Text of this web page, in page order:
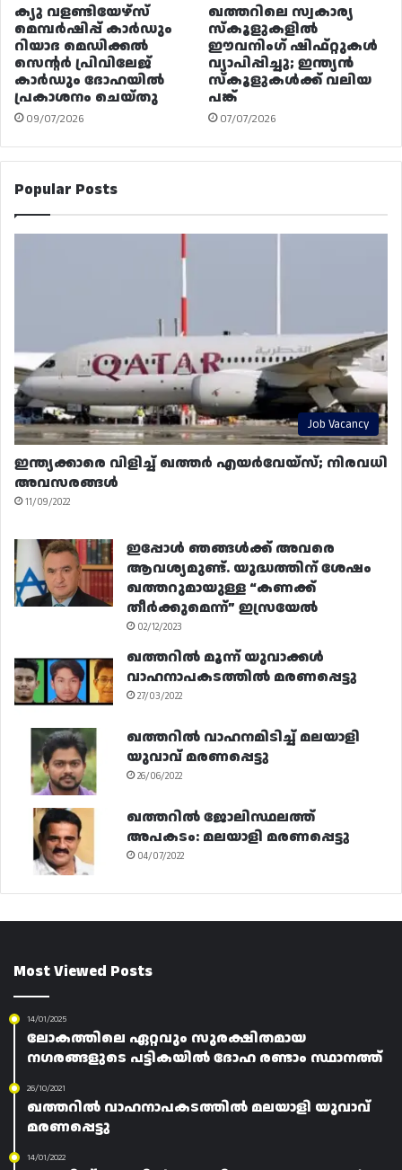
ക്യു വളണ്ടിയേഴ്‌സ്
മെമ്പർഷിപ്പ് കാർഡും
റിയാദ മെഡിക്കൽ
സെന്റർ പ്രിവിലേജ്
കാർഡും ദോഹയിൽ
പ്രകാശനം ചെയ്തു
09/07/2026
ഖത്തറിലെ സ്വകാര്യ
സ്കൂളുകളിൽ
ഈവനിംഗ് ഷിഫ്റ്റുകൾ
വ്യാപിപ്പിച്ചു; ഇന്ത്യൻ
സ്കൂളുകൾക്ക് വലിയ
പങ്ക്
07/07/2026
Popular Posts
Job Vacancy
ഇന്ത്യക്കാരെ വിളിച്ച് ഖത്തർ എയർവേയ്‌സ്; നിരവധി
അവസരങ്ങൾ
11/09/2022
ഇപ്പോൾ ഞങ്ങൾക്ക് അവരെ
ആവശ്യമുണ്ട്. യുദ്ധത്തിന് ശേഷം
ഖത്തറുമായുള്ള “കണക്ക്
തീർക്കുമെന്ന്” ഇസ്രയേൽ
02/12/2023
ഖത്തറിൽ മൂന്ന് യുവാക്കൾ
വാഹനാപകടത്തിൽ മരണപ്പെട്ടു
27/03/2022
ഖത്തറിൽ വാഹനമിടിച്ച് മലയാളി
യുവാവ് മരണപ്പെട്ടു
26/06/2022
ഖത്തറിൽ ജോലിസ്ഥലത്ത്
അപകടം: മലയാളി മരണപ്പെട്ടു
04/07/2022
Most Viewed Posts
14/01/2025
ലോകത്തിലെ ഏറ്റവും സുരക്ഷിതമായ
നഗരങ്ങളുടെ പട്ടികയിൽ ദോഹ രണ്ടാം സ്ഥാനത്ത്
26/10/2021
ഖത്തറിൽ വാഹനാപകടത്തിൽ മലയാളി യുവാവ്
മരണപ്പെട്ടു
14/01/2022